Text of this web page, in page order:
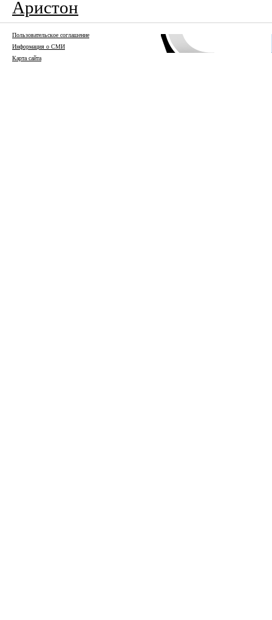
Аристон
Пользовательское соглашение
Информация о СМИ
Карта сайта